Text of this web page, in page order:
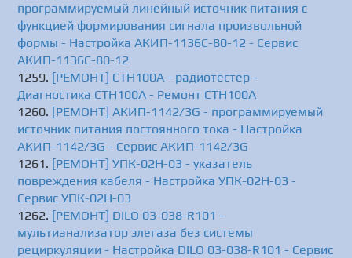
программируемый линейный источник питания с
функцией формирования сигнала произвольной
формы - Настройка АКИП-1136C-80-12 - Сервис
АКИП-1136C-80-12
[РЕМОНТ] CTH100A - радиотестер -
Диагностика CTH100A - Ремонт CTH100A
[РЕМОНТ] АКИП-1142/3G - программируемый
источник питания постоянного тока - Настройка
АКИП-1142/3G - Сервис АКИП-1142/3G
[РЕМОНТ] УПК-02Н-03 - указатель
повреждения кабеля - Настройка УПК-02Н-03 -
Сервис УПК-02Н-03
[РЕМОНТ] DILO 03-038-R101 -
мультианализатор элегаза без системы
рециркуляции - Настройка DILO 03-038-R101 - Сервис